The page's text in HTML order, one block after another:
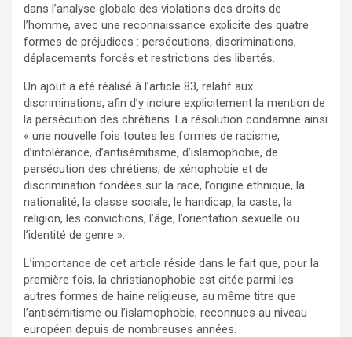
dans l’analyse globale des violations des droits de
l’homme, avec une reconnaissance explicite des quatre
formes de préjudices : persécutions, discriminations,
déplacements forcés et restrictions des libertés.
Un ajout a été réalisé à l’article 83, relatif aux
discriminations, afin d’y inclure explicitement la mention de
la persécution des chrétiens. La résolution condamne ainsi
« une nouvelle fois toutes les formes de racisme,
d’intolérance, d’antisémitisme, d’islamophobie, de
persécution des chrétiens, de xénophobie et de
discrimination fondées sur la race, l’origine ethnique, la
nationalité, la classe sociale, le handicap, la caste, la
religion, les convictions, l’âge, l’orientation sexuelle ou
l’identité de genre ».
L’importance de cet article réside dans le fait que, pour la
première fois, la christianophobie est citée parmi les
autres formes de haine religieuse, au même titre que
l’antisémitisme ou l’islamophobie, reconnues au niveau
européen depuis de nombreuses années.